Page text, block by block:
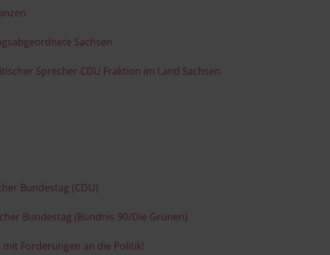
Sachsen
Sprecher CDU Fraktion im Land Sachsen
Bundestag (CDU)
Bundestag (Bündnis 90/Die Grünen)
Forderungen an die Politik!